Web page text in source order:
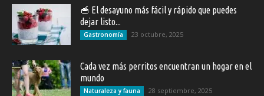
🥣 El desayuno más fácil y rápido que puedes
dejar listo...
Gastronomía 23 octubre, 2025
Cada vez más perritos encuentran un hogar en el
mundo
Naturaleza y fauna 28 septiembre, 2025